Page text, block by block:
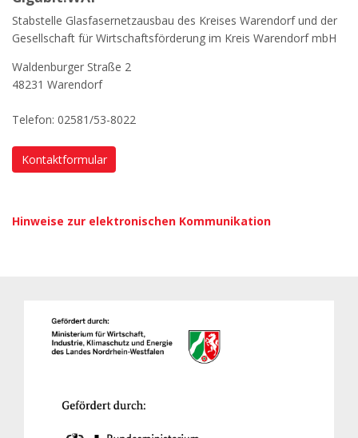
Stabstelle Glasfasernetzausbau des Kreises Warendorf und der
Gesellschaft für Wirtschaftsförderung im Kreis Warendorf mbH
Waldenburger Straße 2
48231 Warendorf
Telefon: 02581/53-8022
Kontaktformular
Hinweise zur elektronischen Kommunikation